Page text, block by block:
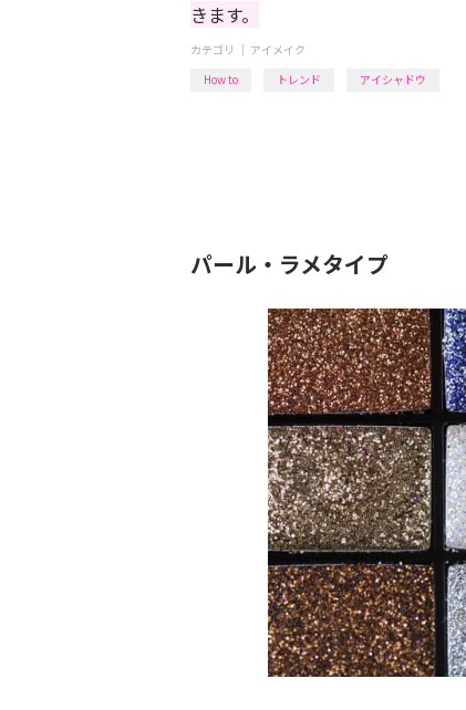
きます。
カテゴリ ｜ アイメイク
How to
トレンド アイシャドウ
パール・ラメタイプ